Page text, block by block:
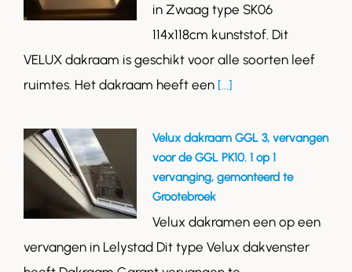
in Zwaag type SK06
114x118cm kunststof. Dit
VELUX dakraam is geschikt voor alle soorten leef
ruimtes. Het dakraam heeft een [...]
Velux dakraam GGL 3, vervangen
voor de GGL PK10. 1 op 1
vervanging, gemonteerd te
Grootebroek
Velux dakramen een op een
vervangen in Lelystad Dit type Velux dakvenster